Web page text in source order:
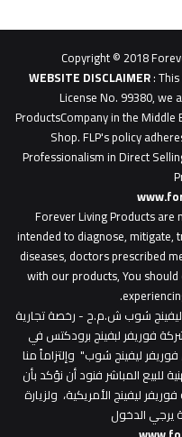
Copyright © 2018
WEBSITE DISCLAIMER:
License No. 99380, we
ProductsCompany in the
Shop. FLP's policy
Professionalism in Direct
Forever Living Products
intended to diagnose, mitigate,
diseases, doctors prescribed
with our products, You
شوب ش.م.ح - رخصة تجارية
شركة فوريفر لبفينج برودكتس في
ليفينج شوب" وإلتزاماً منا
للبيع المباشر فنود أن نؤكد بأن
ليفينج الأمريكية، ولزيارة
يرجي الدخول